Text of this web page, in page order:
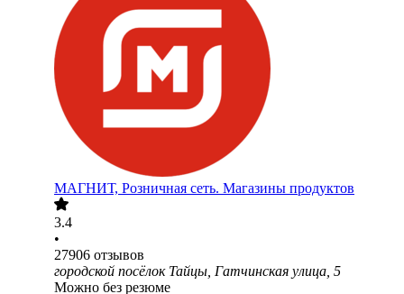
МАГНИТ, Розничная сеть. Магазины продуктов
3.4
•
27906 отзывов
городской посёлок Тайцы, Гатчинская улица, 5
Можно без резюме